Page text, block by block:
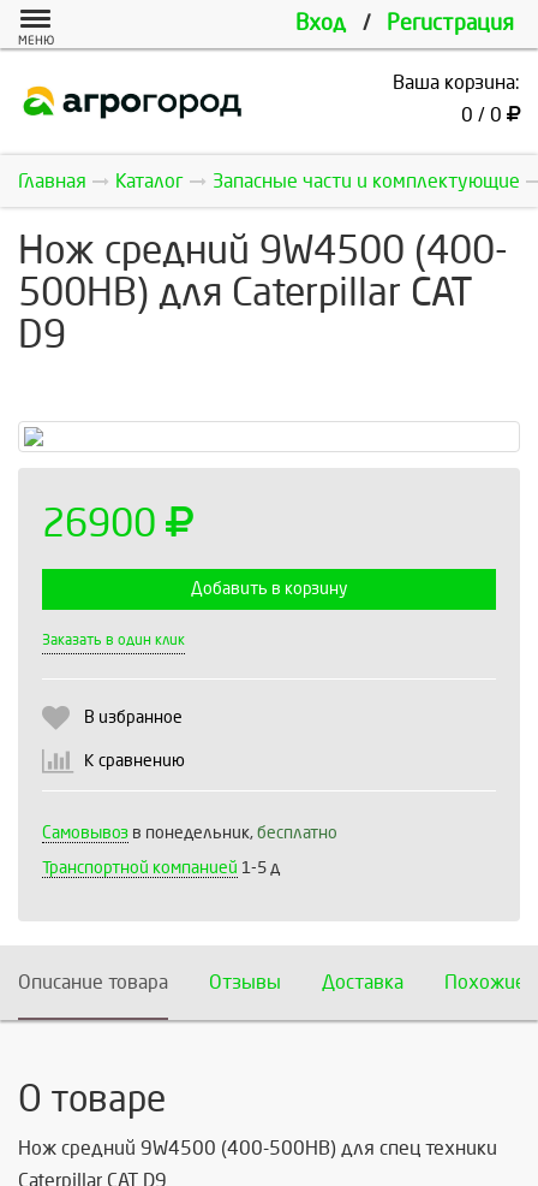
Вход / Регистрация
МЕНЮ
Ваша корзина:
0 / 0
Главная Каталог Запасные части и комплектующие
Нож средний 9W4500 (400-
500HB) для Caterpillar САТ
D9
26900
Добавить в корзину
Заказать в один клик
В избранное
К сравнению
Самовывоз в понедельник, бесплатно
Транспортной компанией 1-5 д
Описание товара Отзывы Доставка Похожие
О товаре
Нож средний 9W4500 (400-500HB) для спец техники
Caterpillar САТ D9